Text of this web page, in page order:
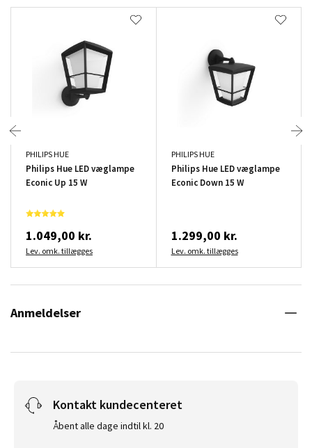
PHILIPS HUE
Philips Hue LED væglampe
Econic Up 15 W
1.049,00 kr.
Lev. omk. tillægges
PHILIPS HUE
Philips Hue LED væglampe
Econic Down 15 W
1.299,00 kr.
Lev. omk. tillægges
Anmeldelser
Kontakt kundecenteret
Åbent alle dage indtil kl. 20